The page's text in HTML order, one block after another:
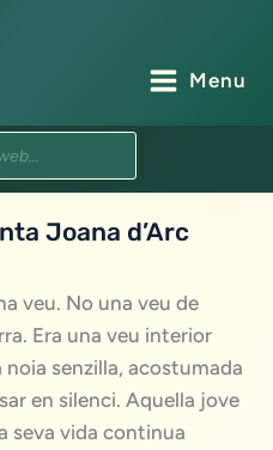
Menu
Joana d’Arc
veu. No una veu de
Era una veu interior
noia senzilla, acostumada
en silenci. Aquella jove
seva vida continua